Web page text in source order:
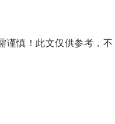
谨慎！此文仅供参考，不